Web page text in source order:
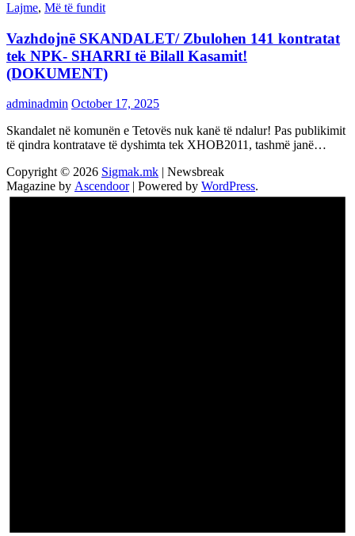
Lajme, Më të fundit
Vazhdojnē SKANDALET/ Zbulohen 141 kontratat
tek NPK- SHARRI të Bilall Kasamit!
(DOKUMENT)
adminadmin October 17, 2025
Skandalet në komunën e Tetovës nuk kanë të ndalur! Pas publikimit
të qindra kontratave të dyshimta tek XHOB2011, tashmë janë…
Copyright © 2026 Sigmak.mk | Newsbreak
Magazine by Ascendoor| Powered by WordPress.